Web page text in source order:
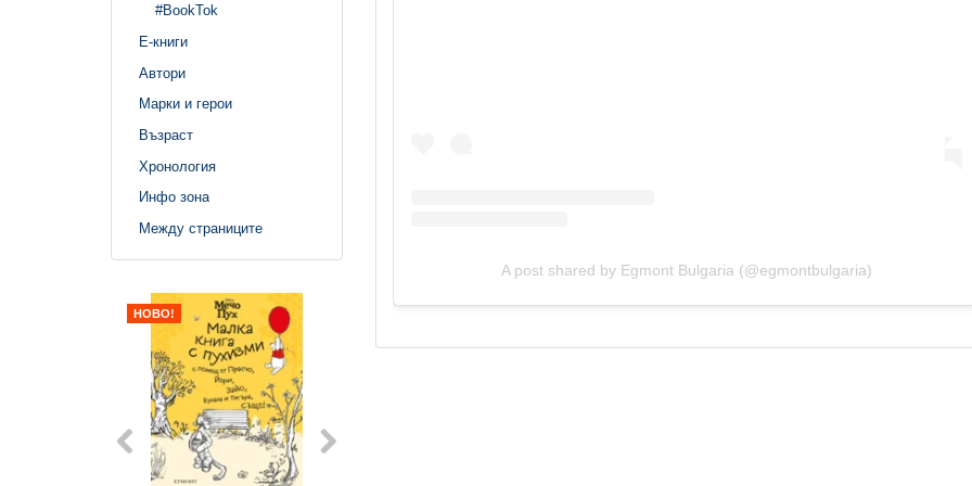
#BookTok
Е-книги
Автори
Марки и герои
Възраст
Хронология
Инфо зона
Между страниците
НОВО!
A post shared by Egmont Bulgaria (@egmontbulgaria)